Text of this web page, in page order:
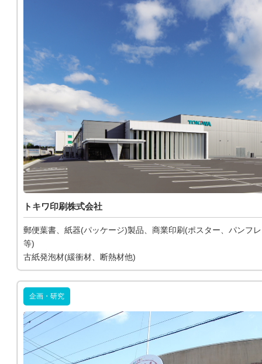
トキワ印刷株式会社
郵便葉書、紙器(パッケージ)製品、商業印刷(ポスター、パンフ
等)
古紙発泡材(緩衝材、断熱材他)
企画・研究